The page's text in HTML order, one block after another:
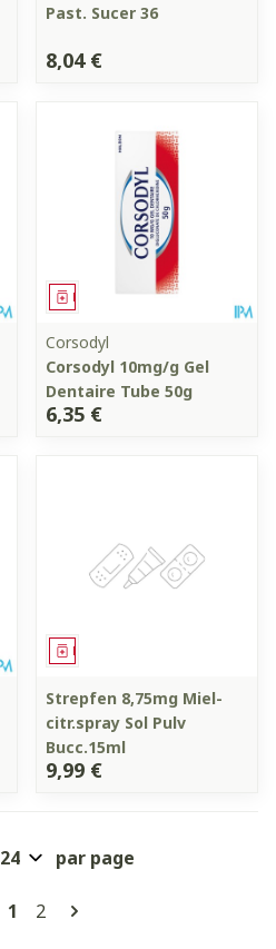
Past. Sucer 36
8,04 €
Médicament
Corsodyl
Corsodyl 10mg/g Gel
Dentaire Tube 50g
6,35 €
Médicament
Strepfen 8,75mg Miel-
citr.spray Sol Pulv
Bucc.15ml
9,99 €
Pages
Vous lisez actuellement la
1 Page
2
par page